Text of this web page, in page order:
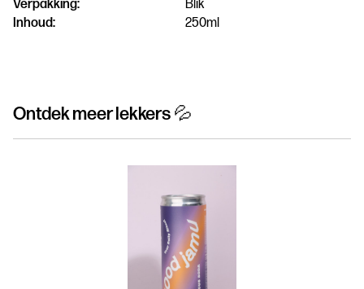
Verpakking:
Blik
Inhoud:
250ml
Ontdek meer lekkers 💦